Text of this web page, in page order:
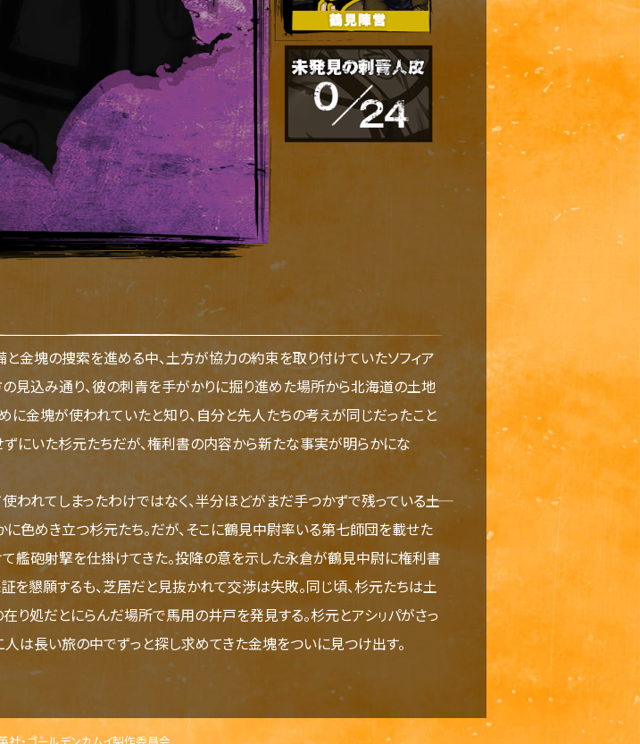
金塊の捜索を進める中、土方が協力の約束を取り付けていたソフィア
の見込み通り、彼の刺青を手がかりに掘り進めた場所から北海道の土地
に金塊が使われていたと知り、自分と先人たちの考えが同じだったこと
ずにいた杉元たちだが、権利書の内容から新たな事実が明らかにな
れてしまったわけではなく、半分ほどがまだ手つかずで残っている――土
色めき立つ杉元たち。だが、そこに鶴見中尉率いる第七師団を載せた
艦砲射撃を仕掛けてきた。投降の意を示した永倉が鶴見中尉に権利書
を懇願するも、芝居だと見抜かれて交渉は失敗。同じ頃、杉元たちは土
り処だとにらんだ場所で馬用の井戸を発見する。杉元とアシㇼパがさっ
は長い旅の中でずっと探し求めてきた金塊をついに見つけ出す。